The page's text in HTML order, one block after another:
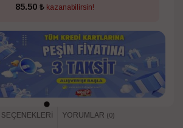
85.50 ₺kazanabilirsin!
YORUMLAR (0)